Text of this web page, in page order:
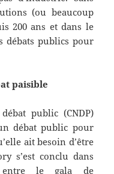
(ou beaucoup
200 ans et dans le
publics pour
paisible
public (CNDP)
débat public pour
ait besoin d’être
s’est conclu dans
entre le gala de